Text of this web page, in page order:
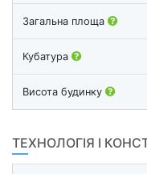
Загальна площа
Кубатура
Висота будинку
ТЕХНОЛОГІЯ І